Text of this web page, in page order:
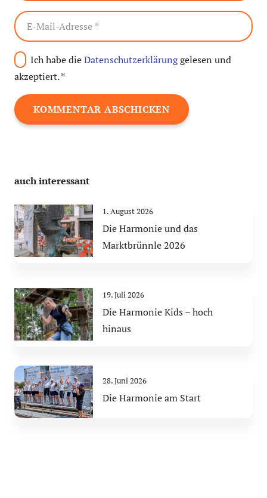
Ich habe dieDatenschutzerklärunggelesen und
akzeptiert.*
KOMMENTAR ABSCHICKEN
auch interessant
1. August 2026
Die Harmonie und das
Marktbrünnle 2026
19. Juli 2026
Die Harmonie Kids – hoch
hinaus
28. Juni 2026
Die Harmonie am Start